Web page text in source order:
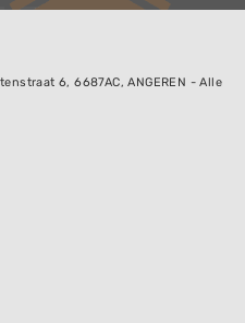
6, 6687AC, ANGEREN - Alle